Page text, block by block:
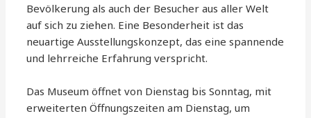
Bevölkerung als auch der Besucher aus aller Welt
auf sich zu ziehen. Eine Besonderheit ist das
neuartige Ausstellungskonzept, das eine spannende
und lehrreiche Erfahrung verspricht.
Das Museum öffnet von Dienstag bis Sonntag, mit
erweiterten Öffnungszeiten am Dienstag, um